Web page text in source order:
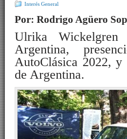
Interés General
Por: Rodrigo Agüero
Ulrika
Argentina,
AutoClásica 2022,
de Argentina.